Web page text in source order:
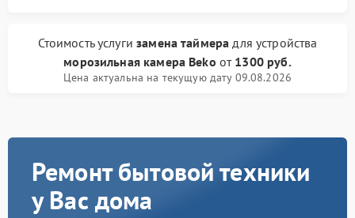
Стоимость услугизамена таймера для устройства
морозильная камера Beko от 1300 руб.
Цена актуальна на текущую дату 09.08.2026
Ремонт бытовой техники
у Вас дома